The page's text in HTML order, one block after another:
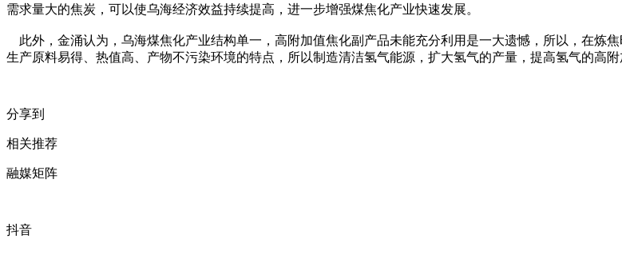
需求量大的焦炭，可以使乌海经济效益持续提高，进一步增强煤焦化产业快速发展。
此外，金涌认为，乌海煤焦化产业结构单一，高附加值焦化副产品未能充分利用是一大遗憾，所以，在炼
生产原料易得、热值高、产物不污染环境的特点，所以制造清洁氢气能源，扩大氢气的产量，提高氢气的高
分享到
相关推荐
融媒矩阵
抖音